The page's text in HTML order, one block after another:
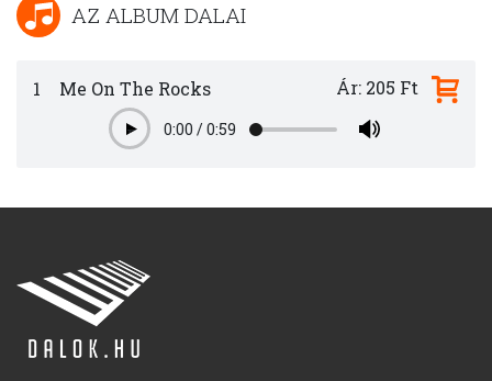
AZ ALBUM DALAI
1 Me On The Rocks
Play0:00 /0:59
Ár: 205 Ft